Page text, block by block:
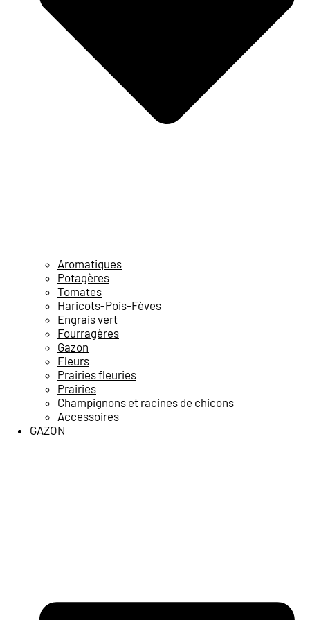
Aromatiques
Potagères
Tomates
Haricots-Pois-Fèves
Engrais vert
Fourragères
Gazon
Fleurs
Prairies fleuries
Prairies
Champignons et racines de chicons
Accessoires
GAZON